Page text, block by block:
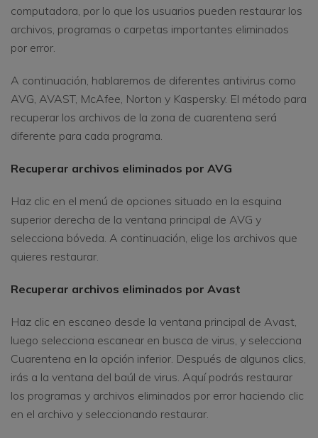
computadora, por lo que los usuarios pueden restaurar los
archivos, programas o carpetas importantes eliminados
por error.
A continuación, hablaremos de diferentes antivirus como
AVG, AVAST, McAfee, Norton y Kaspersky. El método para
recuperar los archivos de la zona de cuarentena será
diferente para cada programa.
Recuperar archivos eliminados por AVG
Haz clic en el menú de opciones situado en la esquina
superior derecha de la ventana principal de AVG y
selecciona bóveda. A continuación, elige los archivos que
quieres restaurar.
Recuperar archivos eliminados por Avast
Haz clic en escaneo desde la ventana principal de Avast,
luego selecciona escanear en busca de virus, y selecciona
Cuarentena en la opción inferior. Después de algunos clics,
irás a la ventana del baúl de virus. Aquí podrás restaurar
los programas y archivos eliminados por error haciendo clic
en el archivo y seleccionando restaurar.